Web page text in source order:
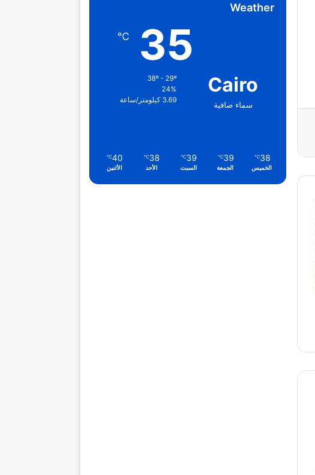
Weather
Cairo
سماء صافية
35
℃
24%
3.69 كيلومتر/ساعة
38
℃
الخميس
39
℃
الجمعة
39
℃
السبت
38
℃
الأحد
40
℃
الأثنين